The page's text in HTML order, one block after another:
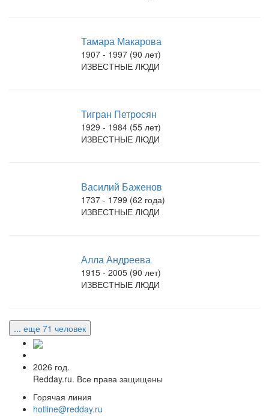
Тамара Макарова
1907 - 1997 (90 лет)
ИЗВЕСТНЫЕ ЛЮДИ
Тигран Петросян
1929 - 1984 (55 лет)
ИЗВЕСТНЫЕ ЛЮДИ
Василий Баженов
1737 - 1799 (62 года)
ИЗВЕСТНЫЕ ЛЮДИ
Алла Андреева
1915 - 2005 (90 лет)
ИЗВЕСТНЫЕ ЛЮДИ
... еще 71 человек
2026 год.
Redday.ru. Все права защищены
Горячая линия
hotline@redday.ru